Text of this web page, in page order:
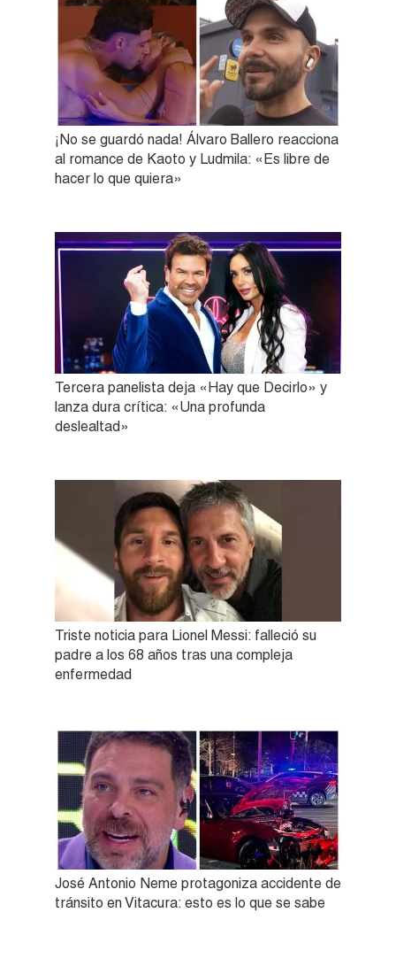
¡No se guardó nada! Álvaro Ballero reacciona
al romance de Kaoto y Ludmila: «Es libre de
hacer lo que quiera»
Tercera panelista deja «Hay que Decirlo» y
lanza dura crítica: «Una profunda
deslealtad»
Triste noticia para Lionel Messi: falleció su
padre a los 68 años tras una compleja
enfermedad
José Antonio Neme protagoniza accidente de
tránsito en Vitacura: esto es lo que se sabe